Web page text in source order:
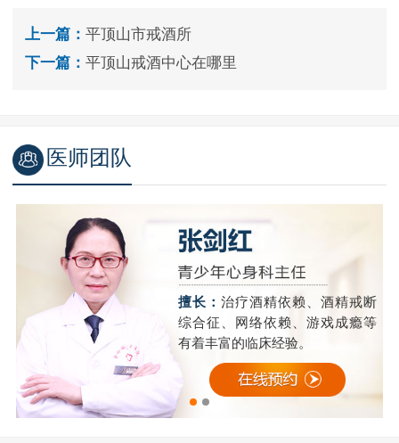
上一篇： 平顶山市戒酒所
下一篇： 平顶山戒酒中心在哪里
医师团队
擅长：治疗酒精依赖、酒精戒断
综合征、网络依赖、游戏成瘾等
有着丰富的临床经验。